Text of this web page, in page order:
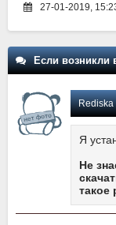
27-01-2019,
Если возникли
Rediska
Я
Не
такое